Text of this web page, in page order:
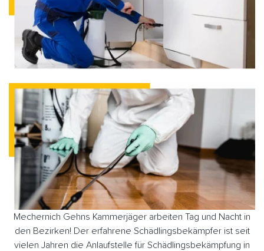
Mechernich Gehns Kammerjäger arbeiten Tag und Nacht in
den Bezirken! Der erfahrene Schädlingsbekämpfer ist seit
vielen Jahren die Anlaufstelle für Schädlingsbekämpfung in